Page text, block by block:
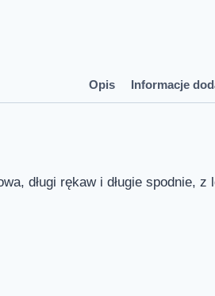
Opis Informacje
długi rękaw i długie spodnie,